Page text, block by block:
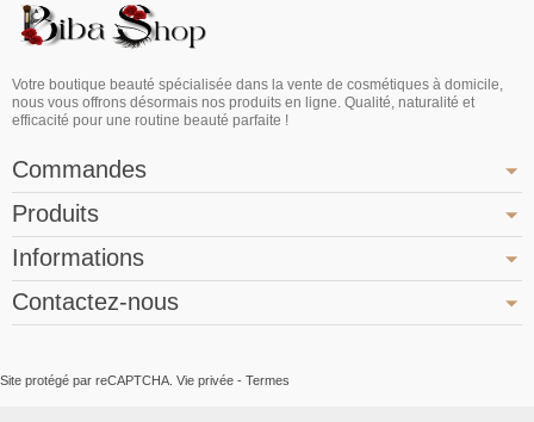
Votre boutique beauté spécialisée dans la vente de cosmétiques à domicile,
nous vous offrons désormais nos produits en ligne. Qualité, naturalité et
efficacité pour une routine beauté parfaite !
Commandes
Produits
Informations
Contactez-nous
Site protégé par reCAPTCHA. Vie privée - Termes